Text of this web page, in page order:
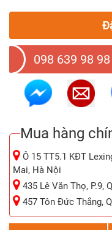
khoa, cho các nhà
dụng nguồn quan
098 639 98 98
Mua hàng
Ô 15 TT5.1 KĐT
Mai, Hà Nội
435 Lê Văn Thọ, P.9,
457 Tôn Đức Thắng,